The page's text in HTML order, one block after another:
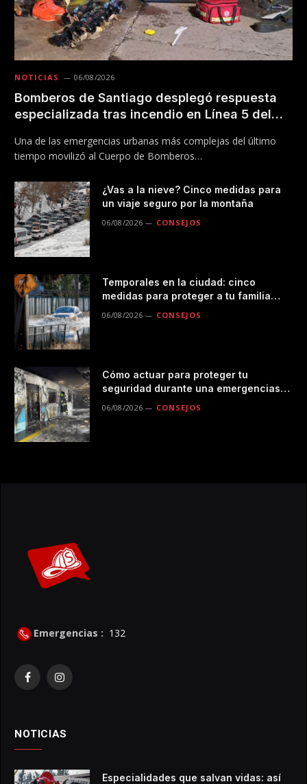
NOTICIAS 06/08/2026
Bomberos de Santiago desplegó respuesta
especializada tras incendio en Línea 5 del
Una de las emergencias urbanas más complejas del último
tiempo movilizó al Cuerpo de Bomberos…
¿Vas a la nieve? Cinco medidas para
un viaje seguro por la montaña
06/08/2026 CONSEJOS
Temporales en la ciudad: cinco
medidas para proteger a tu familia
06/08/2026 CONSEJOS
Cómo actuar para proteger tu
seguridad durante una emergencias
06/08/2026 CONSEJOS
Emergencias : 132
FacebookInstagram
NOTICIAS
Especialidades que salvan vidas: así